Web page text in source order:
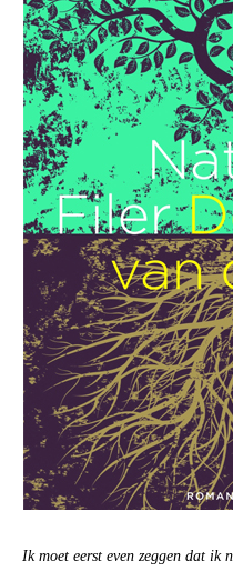
Ik moet eerst even zeggen dat ik